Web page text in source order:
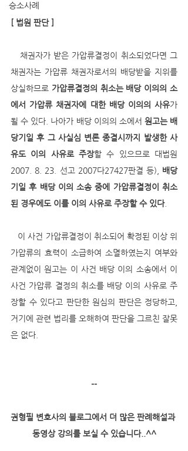
승소사례
[ 법원 판단 ]
채권자는 가압류 채권자로서의 배당받을 지위를
상실하므로 가압류결정의 취소는 배당 이의의 소
에서 가압류 채권자에 대한 배당 이의의 사유가
될 수 있다. 나아가 배당 이의의 소에서 원고는 배
당기일 후 그 사실심 변론 종결시까지 발생한 사
유도 이의 사유로 주장할 수 있으므로 대법원
2007. 8. 23. 선고 2007다27427판결 등), 배당
기일 후 배당 이의 소송 중에 가압류결정이 취소
된 경우에도 이를 이의 사유로 주장할 수 있다.
가압류의 효력이 소급하여 소멸하였는지 여부와
관계없이 원고는 이 사건 배당 이의 소송에서 이
사건 가압류 결정의 취소를 배당 이의 사유로 주
장할 수 있다고 판단한 원심의 판단은 정당하고,
거기에 관련 법리를 오해하여 판단을 그르친 잘못
은 없다.
--
권형필 변호사의 블로그에서 더 많은 판례해설과
동영상 강의를 보실 수 있습니다..^^